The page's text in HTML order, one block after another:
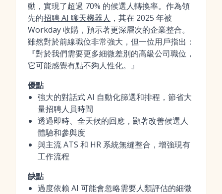
動，實現了超過 70% 的候選人轉換率。作為領
先的招聘 AI 聊天機器人 ，其在 2025 年被
Workday 收購，預示著更深層次的企業整合。
雖然對於前線職位非常強大，但一位用戶指出：
『對於我們需要更多細微差別的高級公司職位，
它可能感覺有點不夠人性化。』
優點
強大的對話式 AI 自動化篩選和排程，節省大
量招聘人員時間
透過即時、全天候的回應，顯著改善候選人
體驗和參與度
與主流 ATS 和 HR 系統無縫整合，增強現有
工作流程
缺點
過度依賴 AI 可能會忽略需要人類評估的細微